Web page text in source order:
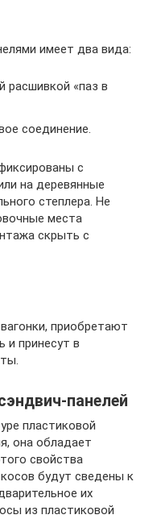
имеет два вида:
расшивкой «паз в
соединение.
с
на деревянные
степлера. Не
места
скрыть с
приобретают
и принесут в
панелей
пластиковой
она обладает
свойства
будут сведены к
их
из пластиковой